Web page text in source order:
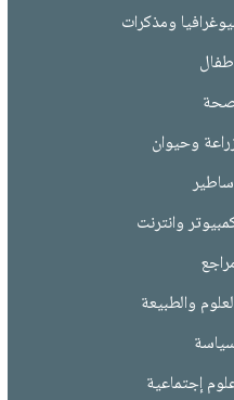
ومذكرات
وحيوان
وانترنت
والطبيعة
إجتماعية